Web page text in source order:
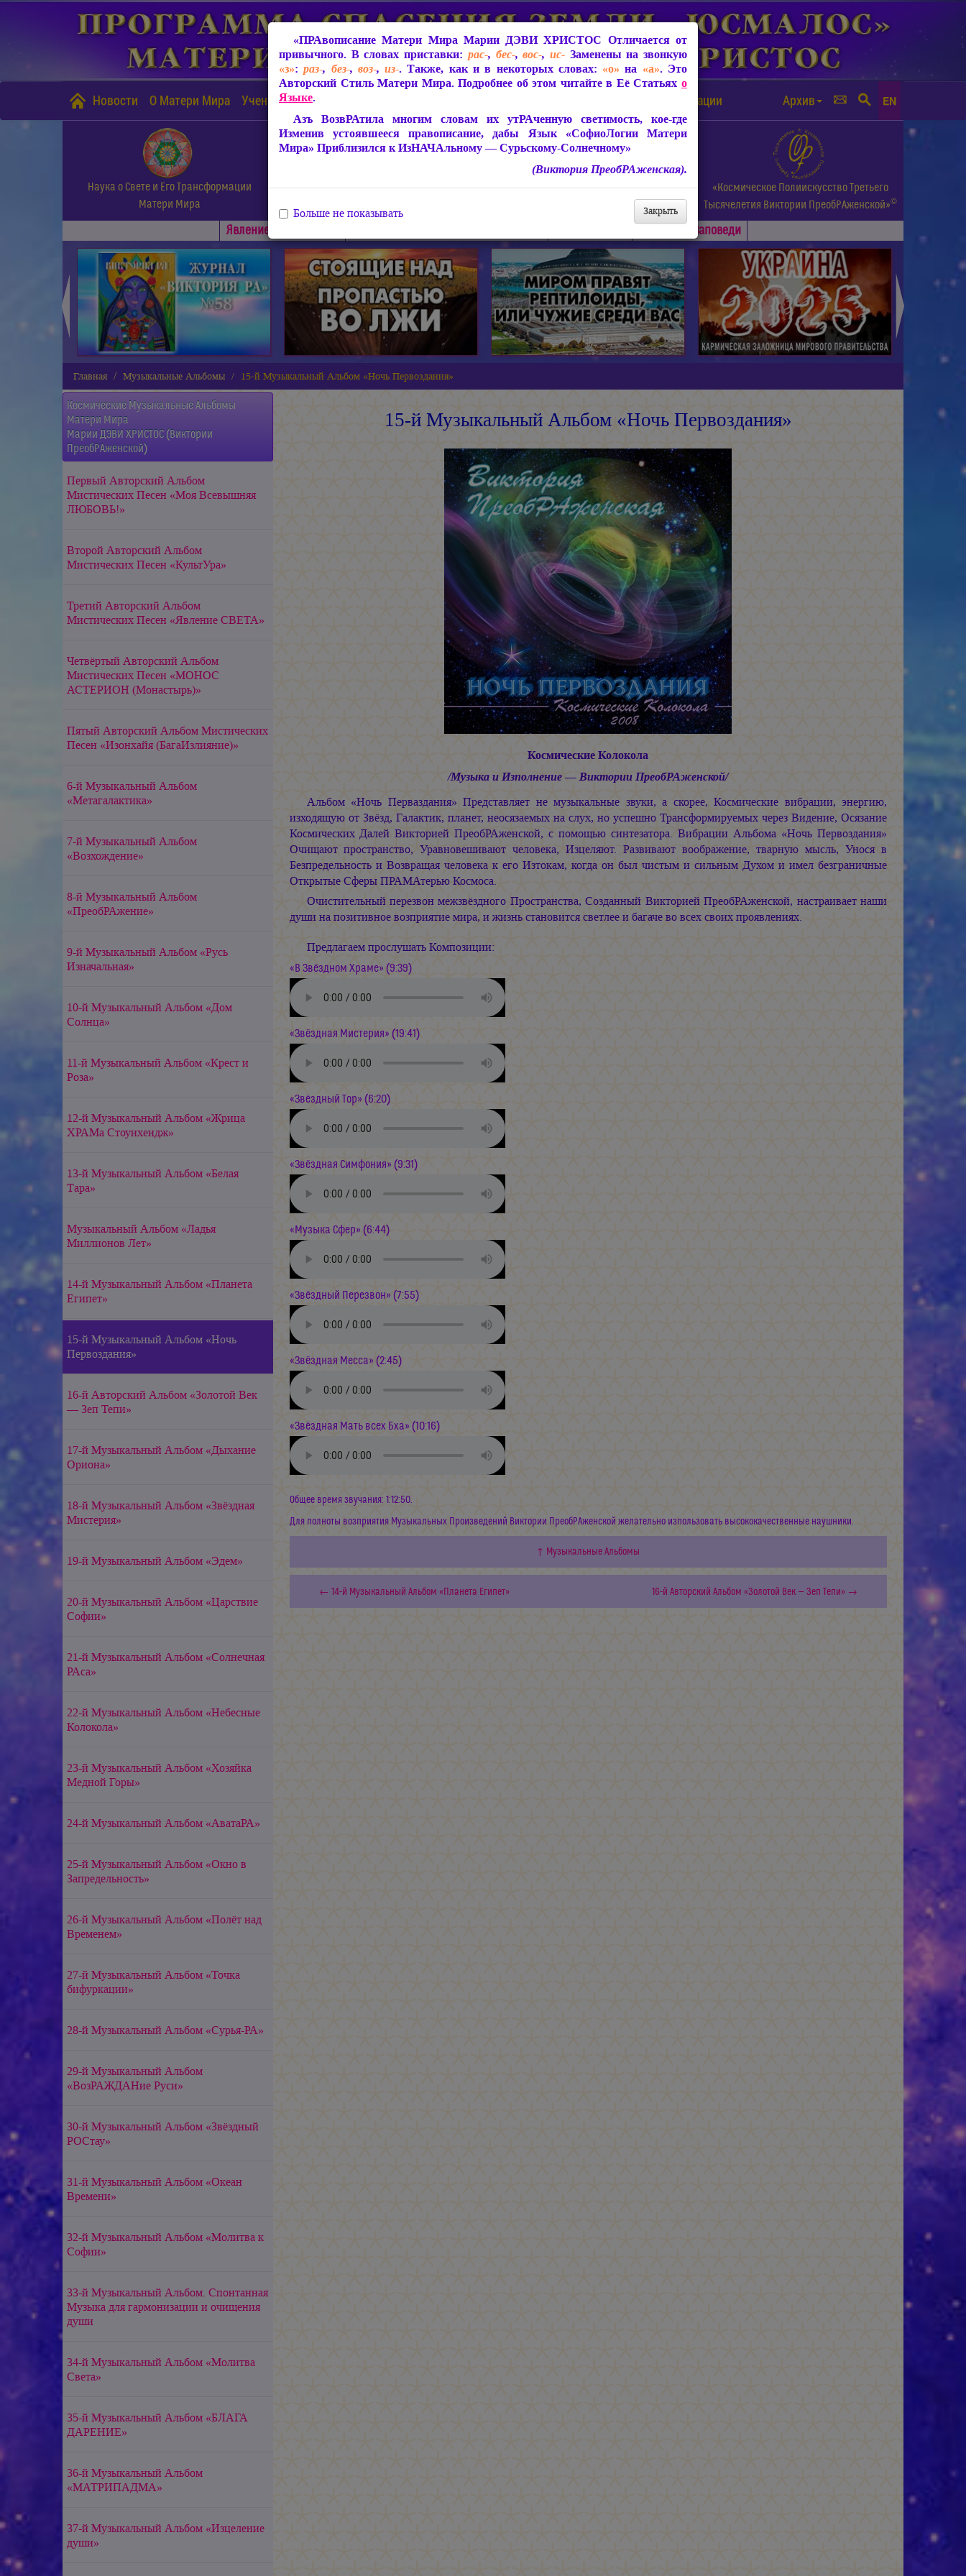
Новости О Матери Мира Учение Матери Мира Защита от чипизации Архив EN
Наука о Свете и Его Трансформации
Матери Мира
СофиоЛогия Матери Мира
Живое Слово Матери Мира.
Статьи, Книги, Видео, Аудио и др.
«Космическое Полиискусство Третьего
Тысячелетия Виктории ПреобРАженской»©
Явлениe Матери Мира Заповеди
◄ ►
Главная Музыкальные Альбомы 15-й Музыкальный Альбом «Ночь Первоздания»
Космические Музыкальные Альбомы
Матери Мира
Марии ДЭВИ ХРИСТОС (Виктории
ПреобРАженской)
Первый Авторский Альбом
Мистических Песен «Моя Всевышняя
ЛЮБОВЬ!»
Второй Авторский Альбом
Мистических Песен «КультУра»
Третий Авторский Альбом
Мистических Песен «Явление СВЕТА»
Четвёртый Авторский Альбом
Мистических Песен «МОНОС
АСТЕРИОН (Монастырь)»
Пятый Авторский Альбом Мистических
Песен «Изонхайя (БагаИзлияние)»
6-й Музыкальный Альбом
«Метагалактика»
7-й Музыкальный Альбом
«Возхождение»
8-й Музыкальный Альбом
«ПреобРАжение»
9-й Музыкальный Альбом «Русь
Изначальная»
10-й Музыкальный Альбом «Дом
Солнца»
11-й Музыкальный Альбом «Крест и
Роза»
12-й Музыкальный Альбом «Жрица
ХРАМа Стоунхендж»
13-й Музыкальный Альбом «Белая
Тара»
Музыкальный Альбом «Ладья
Миллионов Лет»
14-й Музыкальный Альбом «Планета
Египет»
15-й Музыкальный Альбом «Ночь
Первоздания»
16-й Авторский Альбом «Золотой Век
— Зеп Тепи»
17-й Музыкальный Альбом «Дыхание
Ориона»
18-й Музыкальный Альбом «Звёздная
Мистерия»
19-й Музыкальный Альбом «Эдем»
20-й Музыкальный Альбом «Царствие
Софии»
21-й Музыкальный Альбом «Солнечная
РАса»
22-й Музыкальный Альбом «Небесные
Колокола»
23-й Музыкальный Альбом «Хозяйка
Медной Горы»
24-й Музыкальный Альбом «АватаРА»
25-й Музыкальный Альбом «Окно в
Запредельность»
26-й Музыкальный Альбом «Полёт над
Временем»
27-й Музыкальный Альбом «Точка
бифуркации»
28-й Музыкальный Альбом «Сурья-РА»
29-й Музыкальный Альбом
«ВозРАЖДАНие Руси»
30-й Музыкальный Альбом «Звёздный
РОСтау»
31-й Музыкальный Альбом «Океан
Времени»
32-й Музыкальный Альбом «Молитва к
Софии»
33-й Музыкальный Альбом. Спонтанная
Музыка для гармонизации и очищения
души
34-й Музыкальный Альбом «Молитва
Света»
35-й Музыкальный Альбом «БЛАГА
ДАРЕНИЕ»
36-й Музыкальный Альбом
«МАТРИПАДМА»
37-й Музыкальный Альбом «Изцеление
души»
15-й Музыкальный Альбом «Ночь Первоздания»
Космические Колокола
/Музыка и Изполнение — Виктории ПреобРАженской/
Альбом «Ночь Перваздания» Представляет не музыкальные звуки, а скорее, Космические вибрации, энергию,
изходящую от Звёзд, Галактик, планет, неосязаемых на слух, но успешно Трансформируемых через Видение, Осязание
Космических Далей Викторией ПреобРАженской, с помощью синтезатора. Вибрации Альбома «Ночь Первоздания»
Очищают пространство, Уравновешивают человека, Изцеляют. Развивают воображение, тварную мысль, Унося в
Безпредельность и Возвращая человека к его Изтокам, когда он был чистым и сильным Духом и имел безграничные
Открытые Сферы ПРАМАтерью Космоса.
Очистительный перезвон межзвёздного Пространства, Созданный Викторией ПреобРАженской, настраивает наши
души на позитивное возприятие мира, и жизнь становится светлее и багаче во всех своих проявлениях.
Предлагаем прослушать Композиции:
«В Звёздном Храме» (9:39)
«Звёздная Мистерия» (19:41)
«Звёздный Тор» (6:20)
«Звёздная Симфония» (9:31)
«Музыка Сфер» (6:44)
«Звёздный Перезвон» (7:55)
«Звёздная Месса» (2:45)
«Звёздная Мать всех Бха» (10:16)
Общее время звучания: 1:12:50.
Для полноты возприятия Музыкальных Произведений Виктории ПреобРАженской желательно изпользовать высококачественные наушники.
↑ Музыкальные Альбомы
← 14-й Музыкальный Альбом «Планета Египет» 16-й Авторский Альбом «Золотой Век — Зеп Тепи» →
«ПРАвописание Матери Мира Марии ДЭВИ ХРИСТОС Отличается от
привычного. В словах приставки: рас-, бес-,вос-, ис-Заменены на звонкую
«з»:раз-, без-, воз-,из-. Также, как и в некоторых словах: «о» на «а». Это
Авторский Стиль Матери Мира. Подробнее об этом читайте в Её Статьях о
Языке.
Азъ ВозвРАтила многим словам их утРАченную светимость, кое-где
Изменив устоявшееся правописание, дабы Язык «СофиоЛогии Матери
Мира» Приблизился к ИзНАЧАльному — Сурьскому-Солнечному»
(Виктория ПреобРАженская).
Закрыть
Больше не показывать